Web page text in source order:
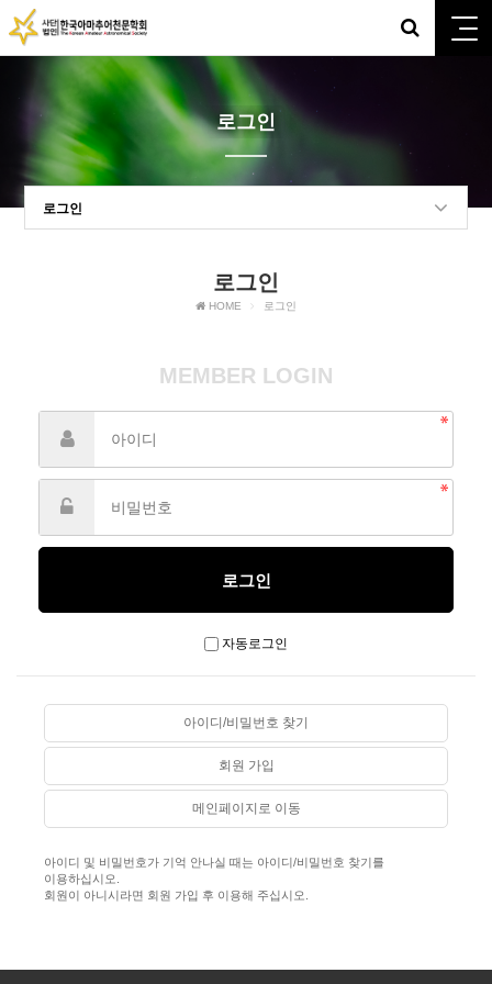
로그인
로그인
로그인
HOME 로그인
MEMBER LOGIN
자동로그인
아이디/비밀번호 찾기
회원 가입
메인페이지로 이동
아이디 및 비밀번호가 기억 안나실 때는 아이디/비밀번호 찾기를
이용하십시오.
회원이 아니시라면 회원 가입 후 이용해 주십시오.